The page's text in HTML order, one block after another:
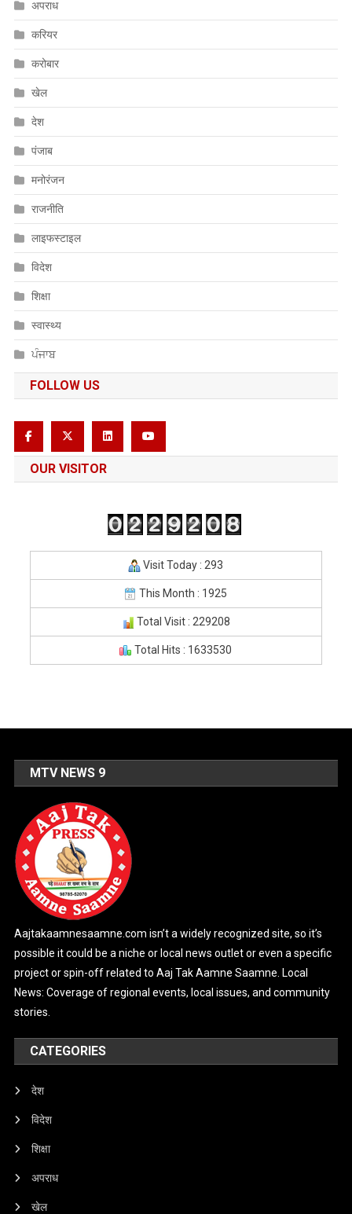
अपराध
करियर
करोबार
खेल
देश
पंजाब
मनोरंजन
राजनीति
लाइफस्टाइल
विदेश
शिक्षा
स्वास्थ्य
ਪੰਜਾਬ
FOLLOW US
OUR VISITOR
Visit Today : 293
This Month : 1925
Total Visit : 229208
Total Hits : 1633530
MTV NEWS 9
Aajtakaamnesaamne.com isn’t a widely recognized site, so it’s
possible it could be a niche or local news outlet or even a specific
project or spin-off related to Aaj Tak Aamne Saamne. Local
News: Coverage of regional events, local issues, and community
stories.
CATEGORIES
देश
विदेश
शिक्षा
अपराध
खेल